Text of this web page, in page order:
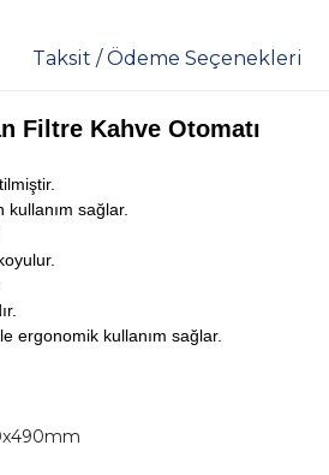
Taksit / Ödeme Seçenekleri
Filtre Kahve Otomatı
kullanım sağlar.
ergonomik kullanım sağlar.